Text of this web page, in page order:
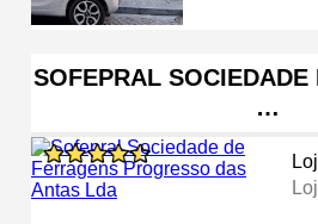
SOFEPRAL SOCIEDADE
…